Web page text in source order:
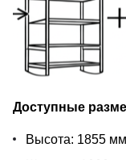
Доступные
Высота: 1855